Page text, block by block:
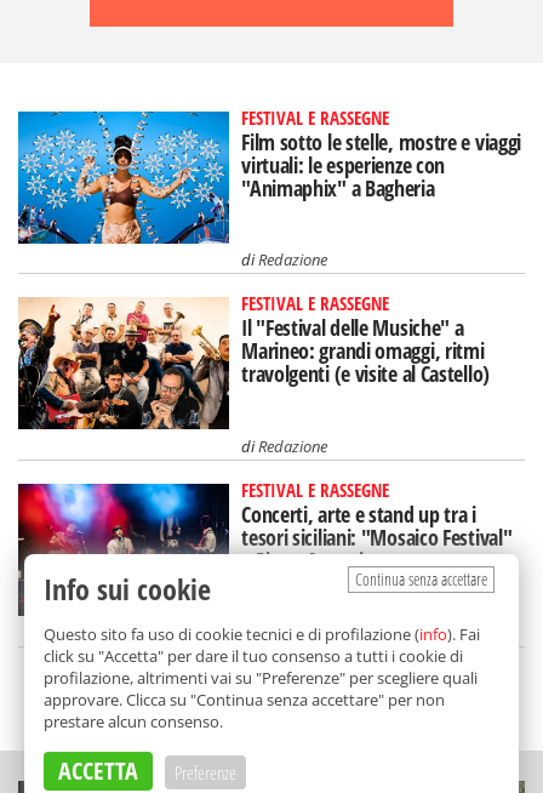
FESTIVAL E RASSEGNE
Film sotto le stelle, mostre e viaggi
virtuali: le esperienze con
"Animaphix" a Bagheria
diRedazione
FESTIVAL E RASSEGNE
Il "Festival delle Musiche" a
Marineo: grandi omaggi, ritmi
travolgenti (e visite al Castello)
diRedazione
FESTIVAL E RASSEGNE
Concerti, arte e stand up tra i
tesori siciliani: "Mosaico Festival"
a Piazza Armerina
diRedazione
SCELTO DA BALARM
Continua senza accettare
Info sui cookie
Questo sito fa uso di cookie tecnici e di profilazione (info). Fai
click su "Accetta" per dare il tuo consenso a tutti i cookie di
profilazione, altrimenti vai su "Preferenze" per scegliere quali
approvare. Clicca su "Continua senza accettare" per non
prestare alcun consenso.
ACCETTA Preferenze